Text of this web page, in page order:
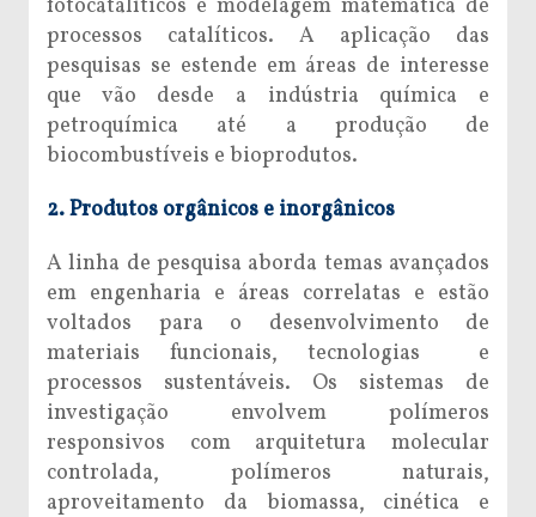
fotocatalíticos e modelagem matemática de
processos catalíticos. A aplicação das
pesquisas se estende em áreas de interesse
que vão desde a indústria química e
petroquímica até a produção de
biocombustíveis e bioprodutos.
2. Produtos orgânicos e inorgânicos
A linha de pesquisa aborda temas avançados
em engenharia e áreas correlatas e estão
voltados para o desenvolvimento de
materiais funcionais, tecnologias e
processos sustentáveis. Os sistemas de
investigação envolvem polímeros
responsivos com arquitetura molecular
controlada, polímeros naturais,
aproveitamento da biomassa, cinética e